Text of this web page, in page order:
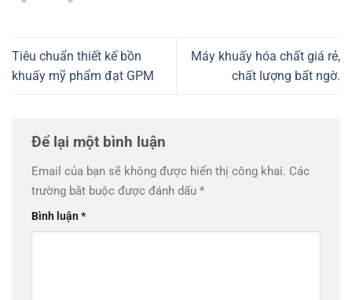
Tiêu chuẩn thiết kế bồn
khuấy mỹ phẩm đạt GPM
Máy khuấy hóa chất giá rẻ,
chất lượng bất ngờ.
Để lại một bình luận
Email của bạn sẽ không được hiển thị công khai. Các
trường bắt buộc được đánh dấu *
Bình luận*